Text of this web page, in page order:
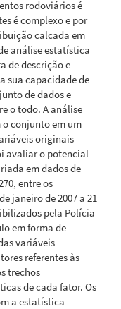
rodoviários é
é complexo e por
calcada em
análise estatística
de descrição e
sua capacidade de
de dados e
o todo. A análise
o conjunto em um
originais
avaliar o potencial
em dados de
entre os
janeiro de 2007 a 21
pela Polícia
em forma de
variáveis
referentes às
trechos
de cada fator. Os
a estatística